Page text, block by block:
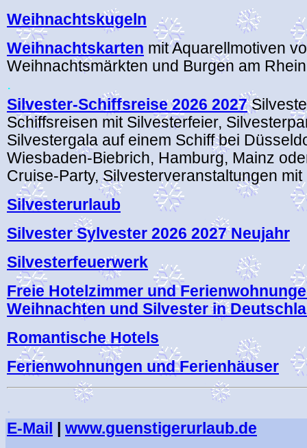
Weihnachtskugeln
Weihnachtskarten mit Aquarellmotiven
Weihnachtsmärkten und Burgen am Rhein
.
Silvester-Schiffsreise 2026 2027
Schiffsreisen mit Silvesterfeier,
Silvestergala auf einem Schiff bei
Wiesbaden-Biebrich, Hamburg, Mainz
Cruise-Party, Silvesterveranstaltungen
Silvesterurlaub
Silvester Sylvester 2026 2027 Neujahr
Silvesterfeuerwerk
Freie Hotelzimmer und
Weihnachten und Silvester in
Romantische Hotels
Ferienwohnungen und Ferienhäuser
.
E-Mail
www.guenstigerurlaub.de